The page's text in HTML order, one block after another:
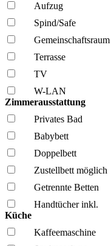
Aufzug
Spind/Safe
Gemeinschafts­raum
Terrasse
TV
W-LAN
Zimmerausstattung
Privates Bad
Babybett
Doppelbett
Zustellbett möglich
Getrennte Betten
Handtücher inkl.
Küche
Kaffee­maschine